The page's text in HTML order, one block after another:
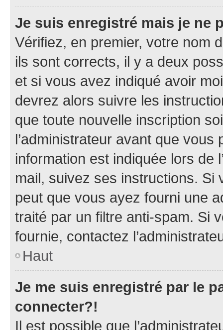
Je suis enregistré mais je ne
Vérifiez, en premier, votre nom
ils sont corrects, il y a deux
et si vous avez indiqué avoir
devrez alors suivre les
que toute nouvelle inscription
l’administrateur avant que
information est indiquée lors de
mail, suivez ses instructions. Si
peut que vous ayez fourni une
traité par un filtre anti-spam. Si
fournie, contactez
Haut
Je me suis enregistré par le
connecter?!
Il est possible que